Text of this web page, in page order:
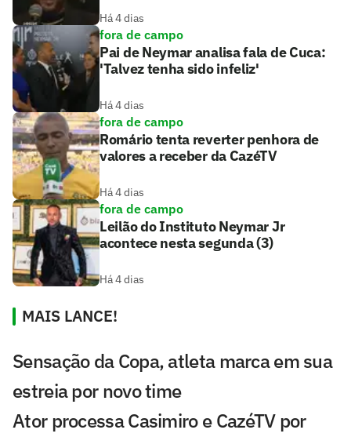
Há 4 dias
fora de campo
Pai de Neymar analisa fala de Cuca:
'Talvez tenha sido infeliz'
Há 4 dias
fora de campo
Romário tenta reverter penhora de
valores a receber da CazéTV
Há 4 dias
fora de campo
Leilão do Instituto Neymar Jr
acontece nesta segunda (3)
Há 4 dias
MAIS LANCE!
Sensação da Copa, atleta marca em sua
estreia por novo time
Ator processa Casimiro e CazéTV por